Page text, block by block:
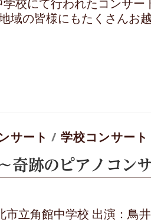
校にて行われたコンサー
域の皆様にもたくさんお
サート / 学校コンサート
奇跡のピアノコン
市立角館中学校 出演：鳥